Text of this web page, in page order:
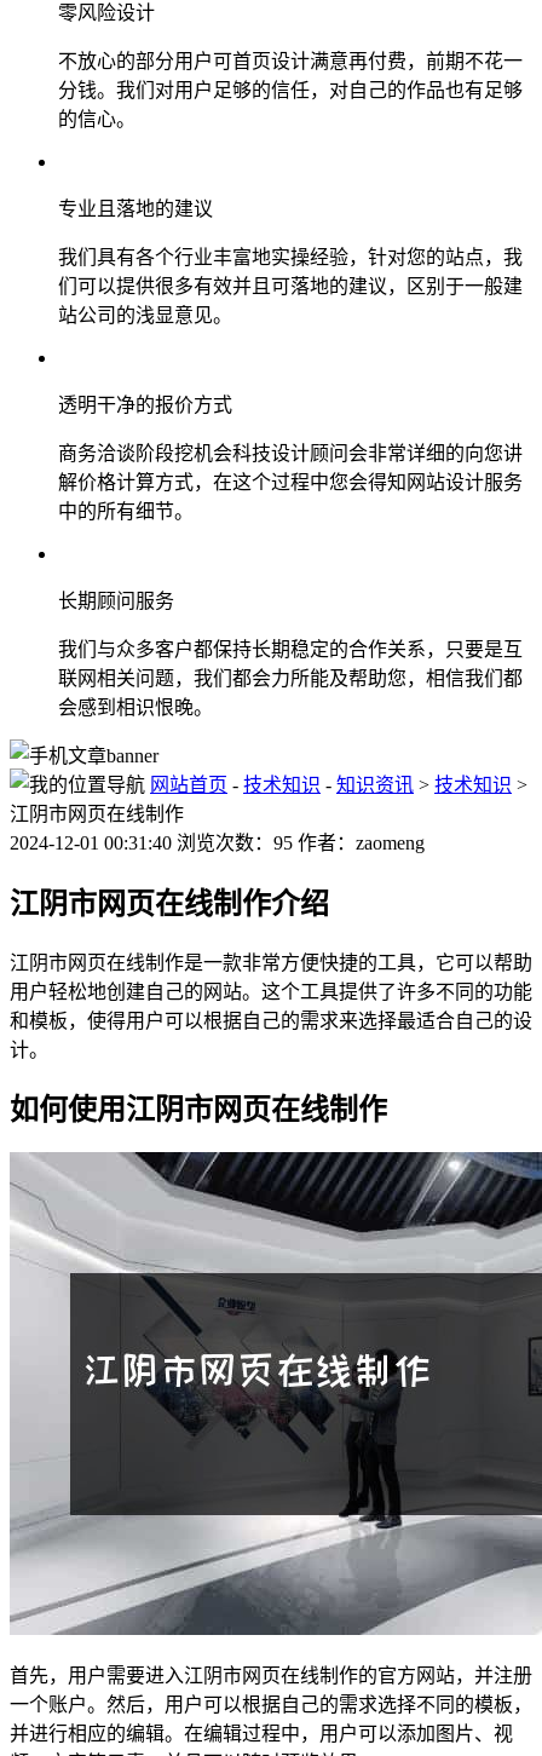
零风险设计
不放心的部分用户可首页设计满意再付费，前期不花一
分钱。我们对用户足够的信任，对自己的作品也有足够
的信心。
专业且落地的建议
我们具有各个行业丰富地实操经验，针对您的站点，我
们可以提供很多有效并且可落地的建议，区别于一般建
站公司的浅显意见。
透明干净的报价方式
商务洽谈阶段挖机会科技设计顾问会非常详细的向您讲
解价格计算方式，在这个过程中您会得知网站设计服务
中的所有细节。
长期顾问服务
我们与众多客户都保持长期稳定的合作关系，只要是互
联网相关问题，我们都会力所能及帮助您，相信我们都
会感到相识恨晚。
网站首页 - 技术知识 - 知识资讯 > 技术知识 >
江阴市网页在线制作
2024-12-01 00:31:40 浏览次数：95 作者：zaomeng
江阴市网页在线制作介绍
江阴市网页在线制作是一款非常方便快捷的工具，它可以帮助
用户轻松地创建自己的网站。这个工具提供了许多不同的功能
和模板，使得用户可以根据自己的需求来选择最适合自己的设
计。
如何使用江阴市网页在线制作
首先，用户需要进入江阴市网页在线制作的官方网站，并注册
一个账户。然后，用户可以根据自己的需求选择不同的模板，
并进行相应的编辑。在编辑过程中，用户可以添加图片、视